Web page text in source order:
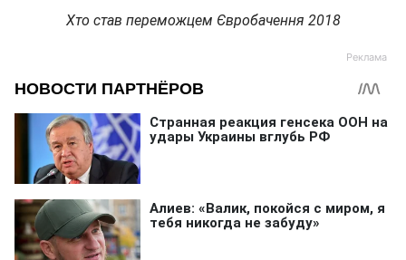
Хто став переможцем Євробачення 2018